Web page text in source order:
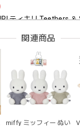
06/18
ウン
06/17
関連商品
miffy ミッフィー ぬい